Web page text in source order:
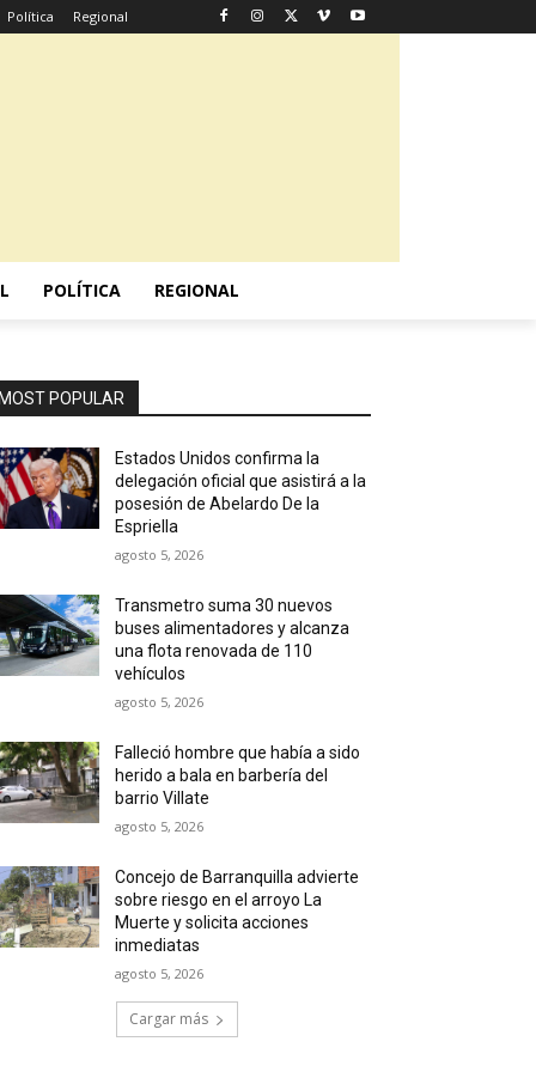
Política Regional
POLÍTICA REGIONAL
MOST POPULAR
Estados Unidos confirma la
delegación oficial que asistirá a la
posesión de Abelardo De la
Espriella
agosto 5, 2026
Transmetro suma 30 nuevos
buses alimentadores y alcanza
una flota renovada de 110
vehículos
agosto 5, 2026
Falleció hombre que había a sido
herido a bala en barbería del
barrio Villate
agosto 5, 2026
Concejo de Barranquilla advierte
sobre riesgo en el arroyo La
Muerte y solicita acciones
inmediatas
agosto 5, 2026
Cargar más